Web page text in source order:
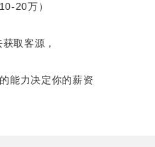
20万）
取客源，
能力决定你的薪资